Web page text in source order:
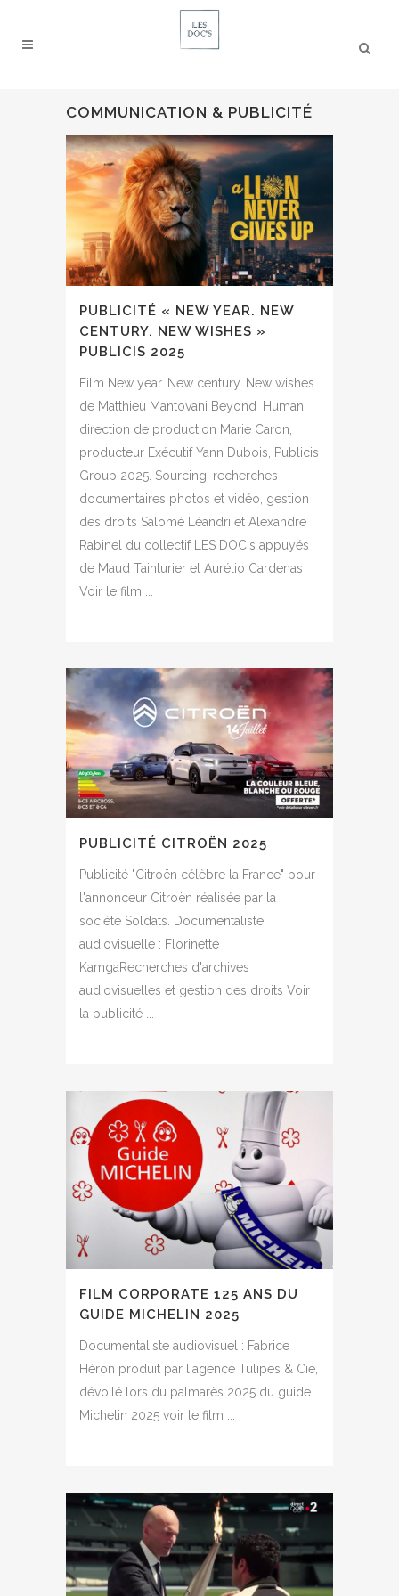
COMMUNICATION & PUBLICITÉ
PUBLICITÉ « NEW YEAR. NEW
CENTURY. NEW WISHES »
PUBLICIS 2025
Film New year. New century. New wishes
de Matthieu Mantovani Beyond_Human,
direction de production Marie Caron,
producteur Exécutif Yann Dubois, Publicis
Group 2025. Sourcing, recherches
documentaires photos et vidéo, gestion
des droits Salomé Léandri et Alexandre
Rabinel du collectif LES DOC's appuyés
de Maud Tainturier et Aurélio Cardenas
Voir le film ...
PUBLICITÉ CITROËN 2025
Publicité "Citroën célèbre la France" pour
l'annonceur Citroën réalisée par la
société Soldats. Documentaliste
audiovisuelle : Florinette
KamgaRecherches d'archives
audiovisuelles et gestion des droits Voir
la publicité ...
FILM CORPORATE 125 ANS DU
GUIDE MICHELIN 2025
Documentaliste audiovisuel : Fabrice
Héron produit par l'agence Tulipes & Cie,
dévoilé lors du palmarès 2025 du guide
Michelin 2025 voir le film ...